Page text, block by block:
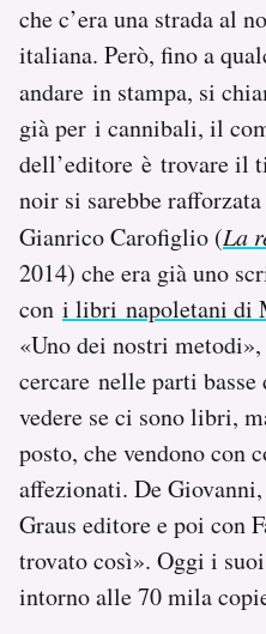
che c’era una strada al
italiana. Però, fino a
andare in stampa, si
già per i cannibali, il
dell’editore è trovare il
noir si sarebbe
Gianrico Carofiglio (La
2014) che era già uno
con i libri napoletani di
«Uno dei nostri
cercare nelle parti
vedere se ci sono libri,
posto, che vendono con
affezionati. De
Graus editore e poi con
trovato così». Oggi i
intorno alle 70 mila